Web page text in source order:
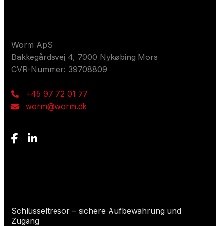
Worm ApS
Bakkegårdsvej 4, 7900 Nykøbing Mors
CVR-Nummer: 39708809
+45 97 72 01 77
worm@worm.dk
Schlüsseltresor – sichere Aufbewahrung und
Zugang